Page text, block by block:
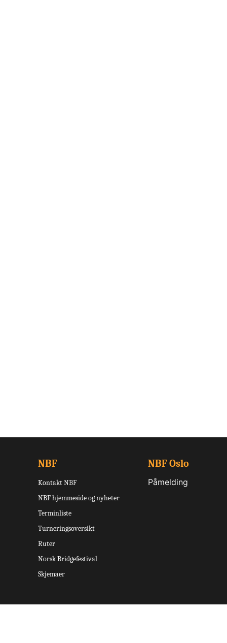
NBF
Kontakt NBF
NBF hjemmeside og nyheter
Terminliste
Turneringsoversikt
Ruter
Norsk Bridgefestival
Skjemaer
NBF Oslo
Påmelding